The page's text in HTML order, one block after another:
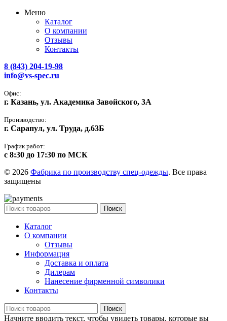
Меню
Каталог
О компании
Отзывы
Контакты
8 (843) 204-19-98
info@vs-spec.ru
Офис:
г. Казань, ул. Академика Завойского, 3А
Производство:
г. Сарапул, ул. Труда, д.63Б
График работ:
с 8:30 до 17:30 по МСК
© 2026 Фабрика по производству спец-одежды. Все права
защищены
Поиск
Каталог
О компании
Отзывы
Информация
Доставка и оплата
Дилерам
Нанесение фирменной символики
Контакты
Поиск
Начните вводить текст, чтобы увидеть товары, которые вы